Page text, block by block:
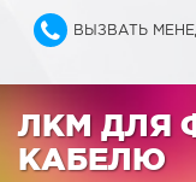
ВЫЗВАТЬ
ЛКМ ДЛЯ
КАБЕЛЮ